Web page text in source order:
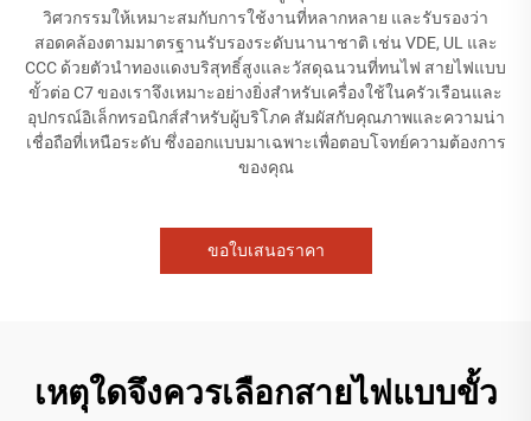
วิศวกรรมให้เหมาะสมกับการใช้งานที่หลากหลาย และรับรองว่า
สอดคล้องตามมาตรฐานรับรองระดับนานาชาติ เช่น VDE, UL และ
CCC ด้วยตัวนำทองแดงบริสุทธิ์สูงและวัสดุฉนวนที่ทนไฟ สายไฟแบบ
ขั้วต่อ C7 ของเราจึงเหมาะอย่างยิ่งสำหรับเครื่องใช้ในครัวเรือนและ
อุปกรณ์อิเล็กทรอนิกส์สำหรับผู้บริโภค สัมผัสกับคุณภาพและความน่า
เชื่อถือที่เหนือระดับ ซึ่งออกแบบมาเฉพาะเพื่อตอบโจทย์ความต้องการ
ของคุณ
ขอใบเสนอราคา
เหตุใดจึงควรเลือกสายไฟแบบขั้ว